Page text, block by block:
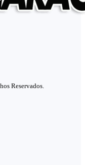
Reservados.